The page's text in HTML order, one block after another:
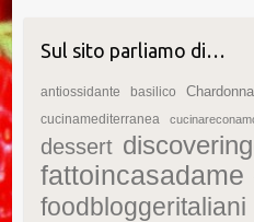
Sul sito parliamo di…
antiossidante basilico
cucinamediterranea
dessert
fattoincasadame
foodbloggeritaliani